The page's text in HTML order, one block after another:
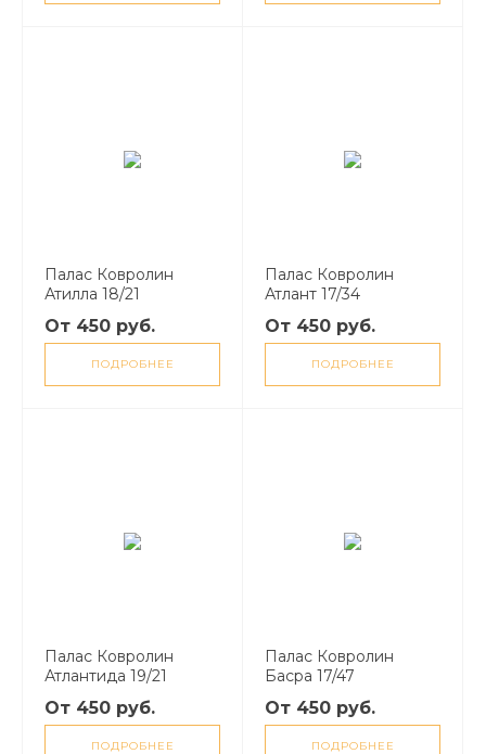
Палас Ковролин
Атилла 18/21
От 450 руб.
ПОДРОБНЕЕ
Палас Ковролин
Атлант 17/34
От 450 руб.
ПОДРОБНЕЕ
Палас Ковролин
Атлантида 19/21
От 450 руб.
ПОДРОБНЕЕ
Палас Ковролин
Басра 17/47
От 450 руб.
ПОДРОБНЕЕ